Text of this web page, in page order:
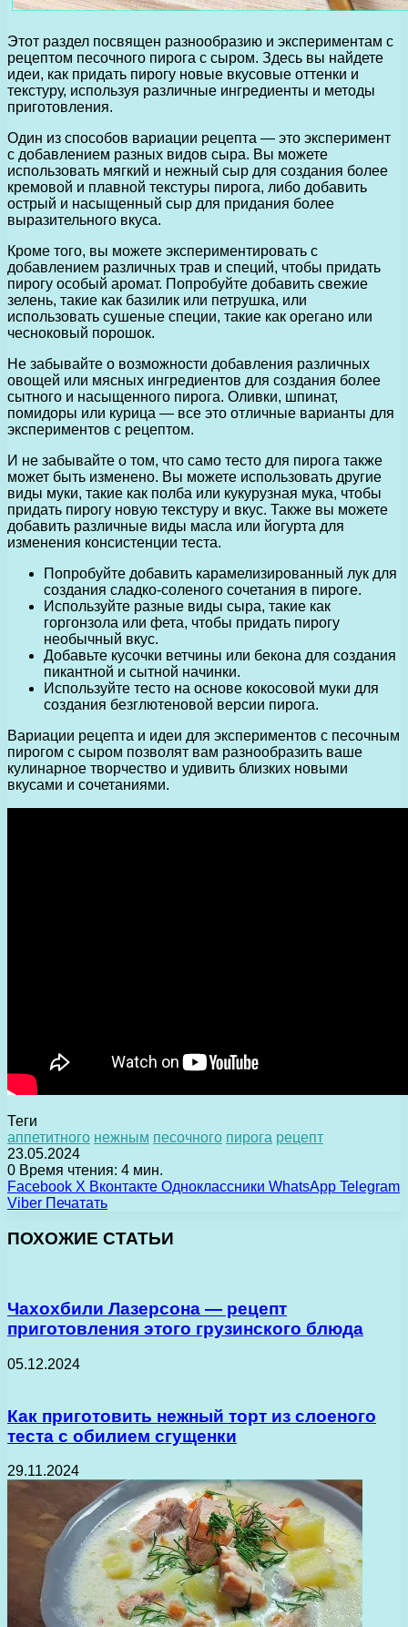
Этот раздел посвящен разнообразию и экспериментам с
рецептом песочного пирога с сыром. Здесь вы найдете
идеи, как придать пирогу новые вкусовые оттенки и
текстуру, используя различные ингредиенты и методы
приготовления.
Один из способов вариации рецепта — это эксперимент
с добавлением разных видов сыра. Вы можете
использовать мягкий и нежный сыр для создания более
кремовой и плавной текстуры пирога, либо добавить
острый и насыщенный сыр для придания более
выразительного вкуса.
Кроме того, вы можете экспериментировать с
добавлением различных трав и специй, чтобы придать
пирогу особый аромат. Попробуйте добавить свежие
зелень, такие как базилик или петрушка, или
использовать сушеные специи, такие как орегано или
чесноковый порошок.
Не забывайте о возможности добавления различных
овощей или мясных ингредиентов для создания более
сытного и насыщенного пирога. Оливки, шпинат,
помидоры или курица — все это отличные варианты для
экспериментов с рецептом.
И не забывайте о том, что само тесто для пирога также
может быть изменено. Вы можете использовать другие
виды муки, такие как полба или кукурузная мука, чтобы
придать пирогу новую текстуру и вкус. Также вы можете
добавить различные виды масла или йогурта для
изменения консистенции теста.
Попробуйте добавить карамелизированный лук для
создания сладко-соленого сочетания в пироге.
Используйте разные виды сыра, такие как
горгонзола или фета, чтобы придать пирогу
необычный вкус.
Добавьте кусочки ветчины или бекона для создания
пикантной и сытной начинки.
Используйте тесто на основе кокосовой муки для
создания безглютеновой версии пирога.
Вариации рецепта и идеи для экспериментов с песочным
пирогом с сыром позволят вам разнообразить ваше
кулинарное творчество и удивить близких новыми
вкусами и сочетаниями.
Теги
аппетитного нежным песочного пирога рецепт
23.05.2024
0 Время чтения: 4 мин.
Facebook X Вконтакте Одноклассники WhatsApp Telegram
Viber Печатать
ПОХОЖИЕ СТАТЬИ
Чахохбили Лазерсона — рецепт
приготовления этого грузинского блюда
05.12.2024
Как приготовить нежный торт из слоеного
теста с обилием сгущенки
29.11.2024